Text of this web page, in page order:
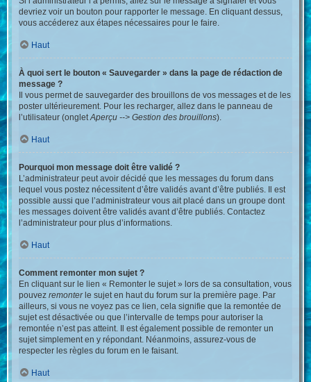
devriez voir un bouton pour rapporter le message. En cliquant dessus,
vous accéderez aux étapes nécessaires pour le faire.
Haut
À quoi sert le bouton « Sauvegarder » dans la page de rédaction de
message ?
Il vous permet de sauvegarder des brouillons de vos messages et de les
poster ultérieurement. Pour les recharger, allez dans le panneau de
l’utilisateur (ongletAperçu --> Gestion des brouillons).
Haut
Pourquoi mon message doit être validé ?
L’administrateur peut avoir décidé que les messages du forum dans
lequel vous postez nécessitent d’être validés avant d’être publiés. Il est
possible aussi que l’administrateur vous ait placé dans un groupe dont
les messages doivent être validés avant d’être publiés. Contactez
l’administrateur pour plus d’informations.
Haut
Comment remonter mon sujet ?
En cliquant sur le lien « Remonter le sujet » lors de sa consultation, vous
pouvezremonterle sujet en haut du forum sur la première page. Par
ailleurs, si vous ne voyez pas ce lien, cela signifie que la remontée de
sujet est désactivée ou que l’intervalle de temps pour autoriser la
remontée n’est pas atteint. Il est également possible de remonter un
sujet simplement en y répondant. Néanmoins, assurez-vous de
respecter les règles du forum en le faisant.
Haut